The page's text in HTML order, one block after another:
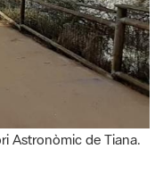
Astronòmic de Tiana.
del camí